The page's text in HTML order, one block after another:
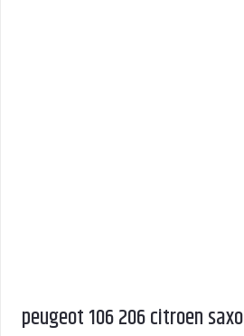
peugeot 106 206 citroen saxo